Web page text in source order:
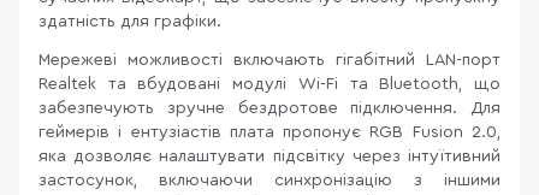
здатність для графіки.
Мережеві можливості включають гігабітний LAN-порт
Realtek та вбудовані модулі Wi-Fi та Bluetooth, що
забезпечують зручне бездротове підключення. Для
геймерів і ентузіастів плата пропонує RGB Fusion 2.0,
яка дозволяє налаштувати підсвітку через інтуїтивний
застосунок, включаючи синхронізацію з іншими